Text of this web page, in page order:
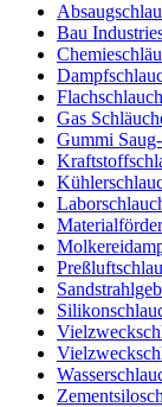
Bau
Gas
Gummi